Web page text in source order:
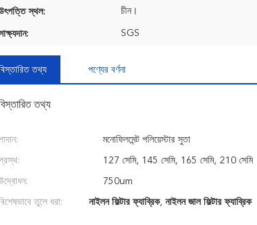
স্থল: চীন।
SGS
তথ্য পণ্যের বর্ণনা
তথ্য
মনোফিলমেন্ট পলিয়েস্টার সুতা
127 সেমি, 145 সেমি, 165 সেমি, 210 সেমি
750um
তুলে ধরা: নাইলন ফিল্টার ফ্যাব্রিক, নাইলন জাল ফিল্টার ফ্যাব্রিক